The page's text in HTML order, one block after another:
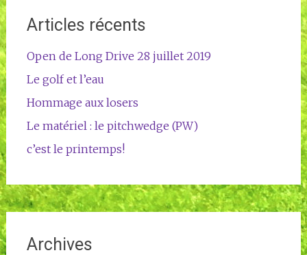
Articles récents
Open de Long Drive 28 juillet 2019
Le golf et l’eau
Hommage aux losers
Le matériel : le pitchwedge (PW)
c’est le printemps!
Archives